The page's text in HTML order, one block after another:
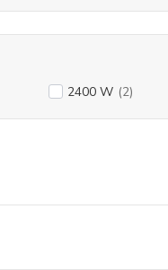
2400 W (2)